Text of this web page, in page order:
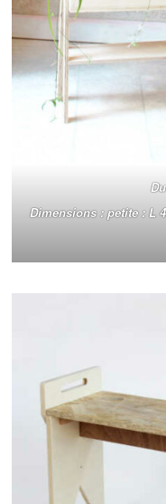
Dimensions : petite : L